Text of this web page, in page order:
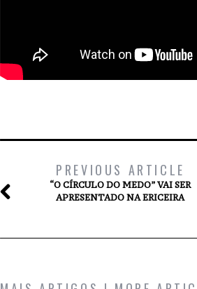
PREVIOUS ARTICLE
“O CÍRCULO DO MEDO” VAI SER
APRESENTADO NA ERICEIRA